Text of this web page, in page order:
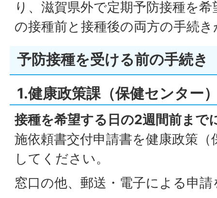
り、滋賀県外で定期予防接種を
の接種前と接種後の両方の手続
予防接種を受ける前の手続き
1.健康政策課（保健センター
接種を希望する日の2週間前まで
施依頼書交付申請書を健康政策
してください。
窓口の他、郵送・電子による申